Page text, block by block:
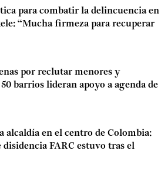
para combatir la delincuencia en
“Mucha firmeza para recuperar
por reclutar menores y
barrios lideran apoyo a agenda de
alcaldía en el centro de Colombia:
FARC estuvo tras el